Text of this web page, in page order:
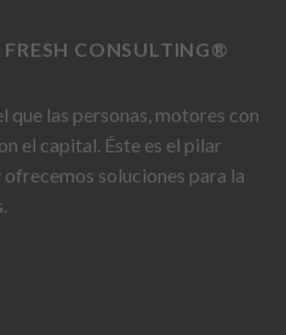
CONSULTING®
que las personas, motores con
el capital. Éste es el pilar
soluciones para la